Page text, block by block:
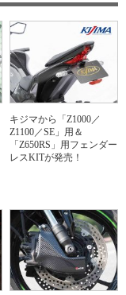
キジマから「Z1000／
Z1100／SE」用＆
「Z650RS」用フェンダー
レスKITが発売！